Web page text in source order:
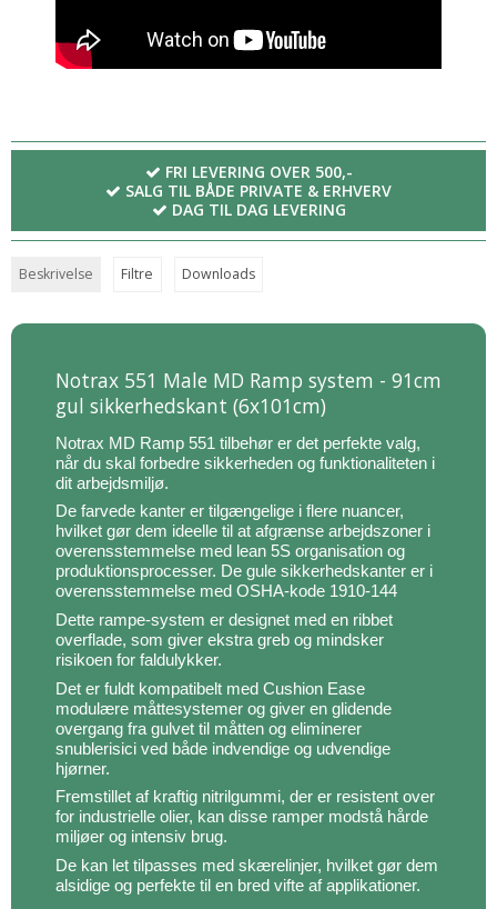
FRI LEVERING OVER 500,-
SALG TIL BÅDE PRIVATE & ERHVERV
DAG TIL DAG LEVERING
Beskrivelse Filtre Downloads
Notrax 551 Male MD Ramp system - 91cm
gul sikkerhedskant (6x101cm)
Notrax MD Ramp 551 tilbehør er det perfekte valg,
når du skal forbedre sikkerheden og funktionaliteten i
dit arbejdsmiljø.
De farvede kanter er tilgængelige i flere nuancer,
hvilket gør dem ideelle til at afgrænse arbejdszoner i
overensstemmelse med lean 5S organisation og
produktionsprocesser. De gule sikkerhedskanter er i
overensstemmelse med OSHA-kode 1910-144
Dette rampe-system er designet med en ribbet
overflade, som giver ekstra greb og mindsker
risikoen for faldulykker.
Det er fuldt kompatibelt med Cushion Ease
modulære måttesystemer og giver en glidende
overgang fra gulvet til måtten og eliminerer
snublerisici ved både indvendige og udvendige
hjørner.
Fremstillet af kraftig nitrilgummi, der er resistent over
for industrielle olier, kan disse ramper modstå hårde
miljøer og intensiv brug.
De kan let tilpasses med skærelinjer, hvilket gør dem
alsidige og perfekte til en bred vifte af applikationer.